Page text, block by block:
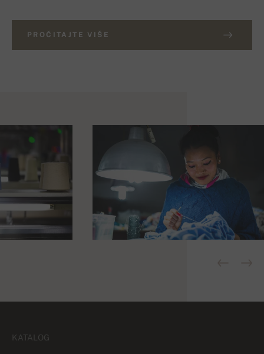
PROČITAJTE VIŠE
KATALOG